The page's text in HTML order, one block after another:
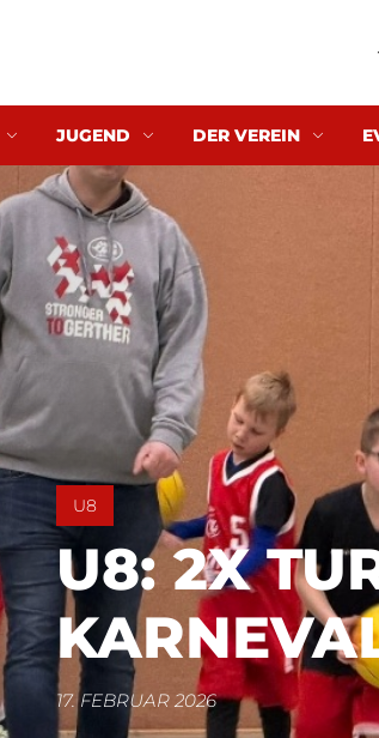
JUGEND DER VEREIN
U8
U8: 2X
17. FEBRUAR 2026